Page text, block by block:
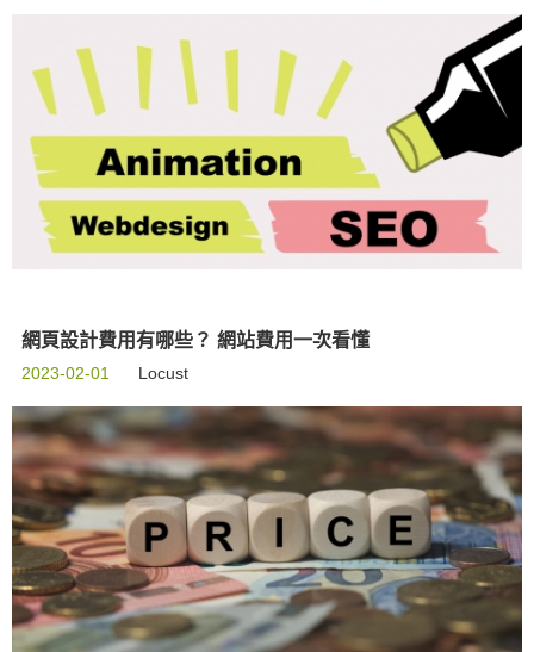
網頁設計費用有哪些？ 網站費用一次看懂
2023-02-01 Locust